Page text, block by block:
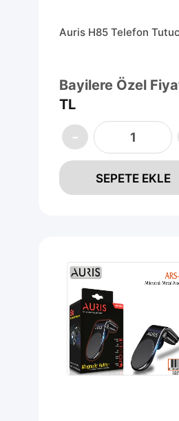
Auris H85 Telefon
Bayilere Özel
TL
SEPETE EKLE